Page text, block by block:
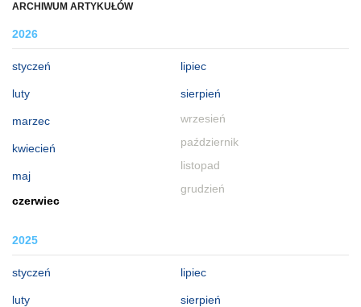
ARCHIWUM ARTYKUŁÓW
2026
styczeń
luty
marzec
kwiecień
maj
czerwiec
lipiec
sierpień
wrzesień
październik
listopad
grudzień
2025
styczeń
luty
lipiec
sierpień